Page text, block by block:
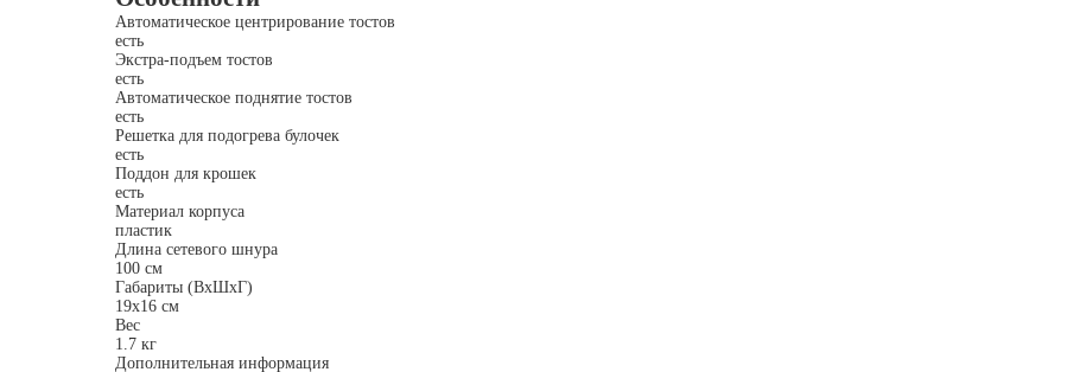
Автоматическое центрирование тостов
есть
Экстра-подъем тостов
есть
Автоматическое поднятие тостов
есть
Решетка для подогрева булочек
есть
Поддон для крошек
есть
Материал корпуса
пластик
Длина сетевого шнура
100 см
Габариты (ВхШхГ)
19x16 см
Вес
1.7 кг
Дополнительная информация